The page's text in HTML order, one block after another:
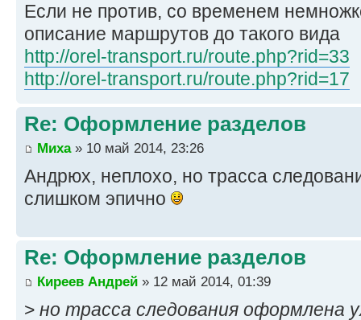
Если не против, со временем
описание маршрутов до такого вида
http://orel-transport.ru/route.php?rid=33
http://orel-transport.ru/route.php?rid=17
Re: Оформление разделов
Миха» 10 май 2014, 23:26
Андрюх, неплохо, но трасса
слишком эпично
Re: Оформление разделов
Киреев Андрей » 12 май 2014, 01:39
> но трасса следования оформлена